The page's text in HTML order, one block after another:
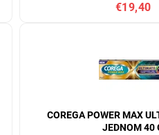
€19,40
COREGA POWER MAX
JEDNOM 40